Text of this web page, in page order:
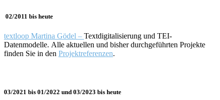
02/2011 bis heute
textloop Martina Gödel – Textdigitalisierung und TEI-
Datenmodelle. Alle aktuellen und bisher durchgeführten Projekte
finden Sie in den Projektreferenzen.
03/2021 bis 01/2022 und 03/2023 bis heute